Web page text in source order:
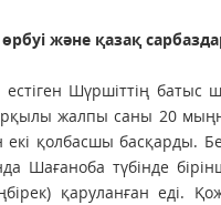
және қазақ
естіген Шүршіттің
жалпы саны 20
екі қолбасшы басқарды.
Шағаноба түбінде
қаруланған еді.